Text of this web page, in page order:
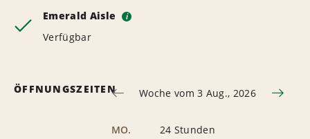
Emerald Aisle i
Verfügbar
ÖFFNUNGSZEITEN Woche vom 3 Aug., 2026
MO.
24 Stunden